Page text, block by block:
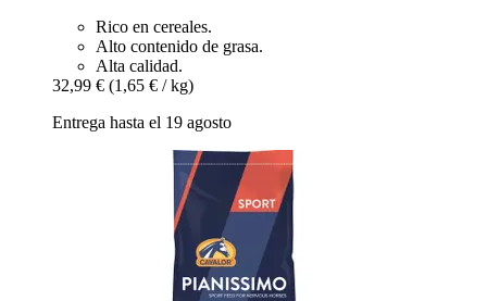
Rico en cereales.
Alto contenido de grasa.
Alta calidad.
32,99 € (1,65 € / kg)
Entrega hasta el 19 agosto